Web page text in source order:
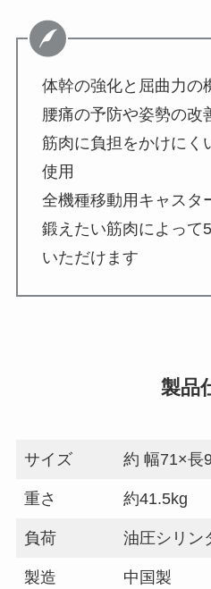
体幹の強化と屈曲力の
腰痛の予防や姿勢の改
筋肉に負担をかけにく
使用
全機種移動用キャスタ
鍛えたい筋肉によって
いただけます
製品
サイズ 約 幅71×長
重さ 約41.5kg
負荷 油圧シリン
製造 中国製